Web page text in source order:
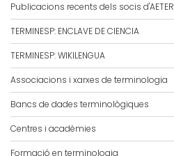
Publicacions recents dels socis d'AETER
TERMINESP: ENCLAVE DE CIENCIA
TERMINESP: WIKILENGUA
Associacions i xarxes de terminologia
Bancs de dades terminològiques
Centres i acadèmies
Formació en terminologia